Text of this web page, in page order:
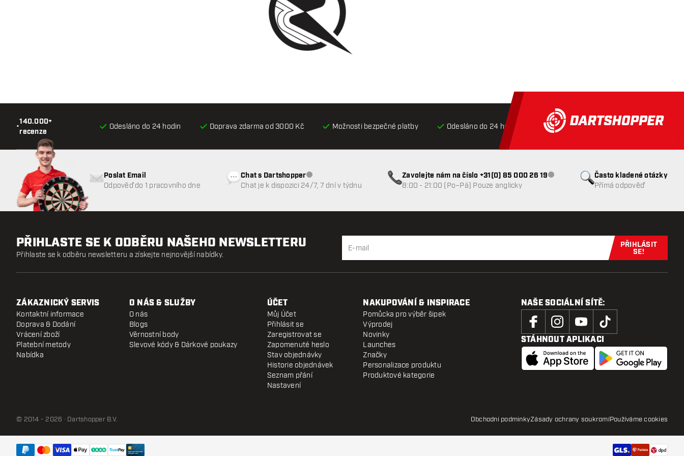
•
140.000+
recenze
Odesláno do 24 hodin Doprava zdarma od 3000 Kč Možnosti bezpečné platby Odesláno do 24 hodin Doprava zdarma od 3000 Kč
Často kladené otázky
Přímá odpověď
Poslat Email
Odpověď do 1 pracovního dne
Chat s DartshopperZákaznický servis nedostupný
Chat je k dispozici 24/7, 7 dní v týdnu
Zavolejte nám na číslo +31(0) 85 000 26 19Zákaznický servis nedostupný
8:00 - 21:00 (Po–Pá) Pouze anglicky
PŘIHLASTE SE K ODBĚRU NAŠEHO NEWSLETTERU
Přihlaste se k odběru newsletteru a získejte nejnovější nabídky.
Přihlaste se
PŘIHLÁSIT
SE!
ZÁKAZNICKÝ SERVIS
Kontaktní informace
Doprava & Dodání
Vrácení zboží
Platební metody
Nabídka
O NÁS & SLUŽBY
O nás
Blogs
Věrnostní body
Slevové kódy & Dárkové poukazy
ÚČET
Můj Účet
Přihlásit se
Zaregistrovat se
Zapomenuté heslo
Stav objednávky
Historie objednávek
Seznam přání
Nastavení
NAKUPOVÁNÍ & INSPIRACE
Pomůcka pro výběr šipek
Výprodej
Novinky
Launches
Značky
Personalizace produktu
Produktové kategorie
NAŠE SOCIÁLNÍ SÍTĚ:
STÁHNOUT APLIKACI
© 2014 - 2026 · Dartshopper B.V. Obchodni podminkyZásady ochrany soukromíPoužíváme cookies